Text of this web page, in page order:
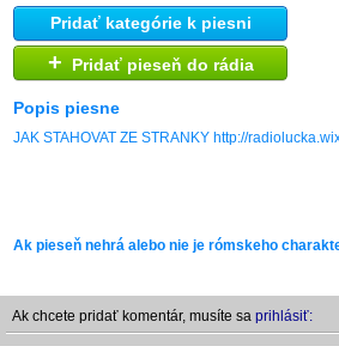
Pridať kategórie k piesni
+ Pridať pieseň do rádia
Popis piesne
JAK STAHOVAT ZE STRANKY http://
Ak pieseň nehrá alebo nie je rómskeho
Ak chcete pridať komentár, musíte sa prihlásiť: